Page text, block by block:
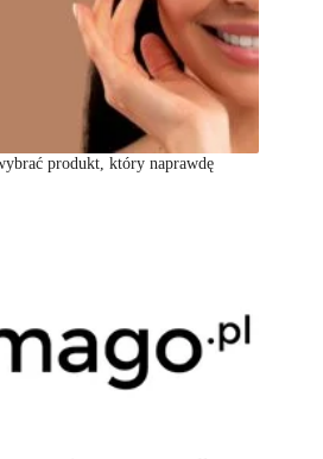
produkt, który naprawdę